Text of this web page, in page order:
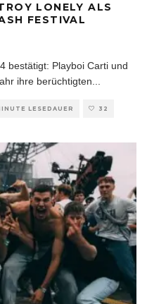
LONELY ALS
FESTIVAL
bestätigt: Playboi Carti und
ihre berüchtigten...
LESEDAUER 32